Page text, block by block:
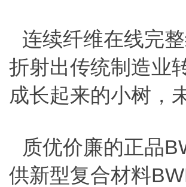
连续纤维在线完
折射出传统制造业
成长起来的小树，
质优价廉的正品
供新型复合材料